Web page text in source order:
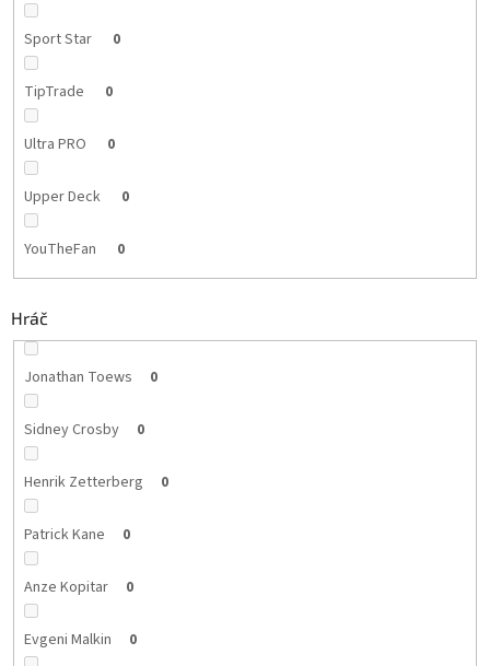
Sport Star 0
TipTrade 0
Ultra PRO 0
Upper Deck 0
YouTheFan 0
Hráč
Jonathan Toews 0
Sidney Crosby 0
Henrik Zetterberg 0
Patrick Kane 0
Anze Kopitar 0
Evgeni Malkin 0